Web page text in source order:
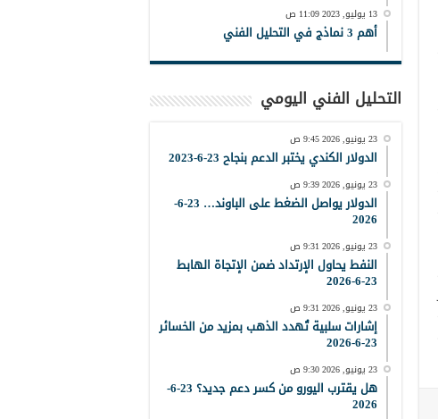
13 يوليو, 2023 11:09 ص
أهم 3 نماذج في التحليل الفني
التحليل الفني اليومي
23 يونيو, 2026 9:45 ص
الدولار الكندي يختبر الدعم بنجاح 23-6-2023
23 يونيو, 2026 9:39 ص
الدولار يواصل الضغط على الباوند… 23-6-
2026
23 يونيو, 2026 9:31 ص
النفط يحاول الإرتداد ضمن الإتجاة الهابط
23-6-2026
23 يونيو, 2026 9:31 ص
إشارات سلبية تُهدد الذهب بمزيد من الخسائر
23-6-2026
23 يونيو, 2026 9:30 ص
هل يقترب اليورو من كسر دعم جديد؟ 23-6-
2026